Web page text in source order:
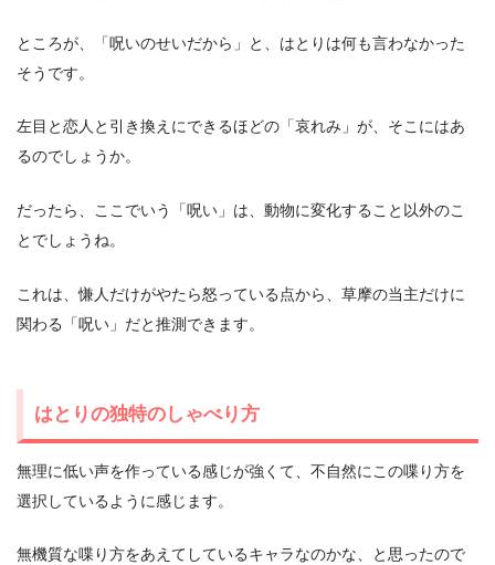
ところが、「呪いのせいだから」と、はとりは何も言わなかった
そうです。
左目と恋人と引き換えにできるほどの「哀れみ」が、そこにはあ
るのでしょうか。
だったら、ここでいう「呪い」は、動物に変化すること以外のこ
とでしょうね。
これは、慊人だけがやたら怒っている点から、草摩の当主だけに
関わる「呪い」だと推測できます。
はとりの独特のしゃべり方
無理に低い声を作っている感じが強くて、不自然にこの喋り方を
選択しているように感じます。
無機質な喋り方をあえてしているキャラなのかな、と思ったので